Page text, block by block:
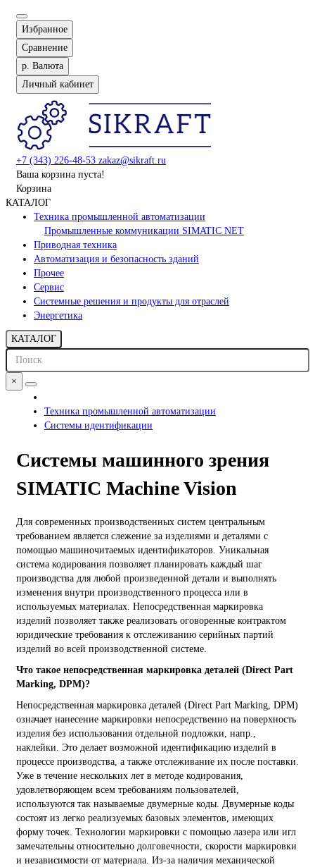
Избранное
Сравнение
р. Валюта
Личный кабинет
+7 (343) 226-48-53 zakaz@sikraft.ru
Ваша корзина пуста!
Корзина
КАТАЛОГ
Техника промышленной автоматизации
Промышленные коммуникации SIMATIC NET
Приводная техника
Автоматизация и безопасность зданий
Прочее
Сервис
Системные решения и продукты для отраслей
Энергетика
КАТАЛОГ
×
Техника промышленной автоматизации
Системы идентификации
Системы машинного зрения
SIMATIC Machine Vision
Для современных производственных систем центральным
требованием является слежение за изделиями и деталями с
помощью машиночитаемых идентификаторов. Уникальная
система кодирования позволяет планировать каждый шаг
производства для любой произведенной детали и выполнять
изменения внутри производственного процесса или в
используемых материалах. Непосредственная маркировка
изделий позволяет также реализовать оговоренные контрактом
юридические требования к отслеживанию серийных партий
изделий во всей производственной системе.
Что такое непосредственная маркировка деталей (Direct Part
Marking, DPM)?
Непосредственная маркировка деталей (Direct Part Marking, DPM)
означает нанесение маркировки непосредственно на поверхность
изделия без использования отдельной подложки, напр.,
наклейки. Это делает возможной идентификацию изделий в
процессе производства, а также отслеживание их после поставки.
Уже в течение нескольких лет в методе кодирования,
удовлетворяющем всем требованиям пользователей,
используются так называемые двумерные коды. Двумерные коды
состоят из легко реализуемых базовых элементов, имеющих
форму точек. Технологии маркировки с помощью лазера или игл
замечательны относительно долговечности, скорости маркировки
и независимости от материала. Из-за наличия механической